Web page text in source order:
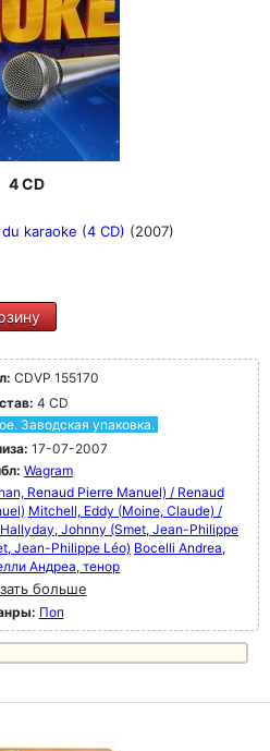
4 CD
karaoke (4 CD) (2007)
CDVP 155170
4 CD
Заводская упаковка.
17-07-2007
Wagram
Renaud Pierre Manuel) / Renaud
Mitchell, Eddy (Moine, Claude) /
Hallyday, Johnny (Smet, Jean-Philippe
Jean-Philippe Léo) Bocelli Andrea,
Андреа, тенор
больше
Поп